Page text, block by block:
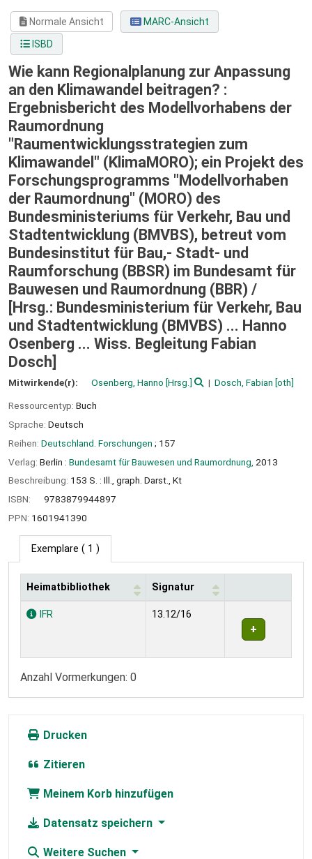
Normale Ansicht
MARC-Ansicht
ISBD
Wie kann Regionalplanung zur Anpassung
an den Klimawandel beitragen? :
Ergebnisbericht des Modellvorhabens der
Raumordnung
"Raumentwicklungsstrategien zum
Klimawandel" (KlimaMORO); ein Projekt des
Forschungsprogramms "Modellvorhaben
der Raumordnung" (MORO) des
Bundesministeriums für Verkehr, Bau und
Stadtentwicklung (BMVBS), betreut vom
Bundesinstitut für Bau,- Stadt- und
Raumforschung (BBSR) im Bundesamt für
Bauwesen und Raumordnung (BBR) /
[Hrsg.: Bundesministerium für Verkehr, Bau
und Stadtentwicklung (BMVBS) ... Hanno
Osenberg ... Wiss. Begleitung Fabian
Dosch]
Mitwirkende(r): Osenberg, Hanno [Hrsg.] Dosch, Fabian [oth]
Ressourcentyp: Buch
Sprache: Deutsch
Reihen: Deutschland. Forschungen ; 157
Verlag: Berlin : Bundesamt für Bauwesen und Raumordnung, 2013
Beschreibung: 153 S. : Ill., graph. Darst., Kt
ISBN:
9783879944897
PPN: 1601941390
Exemplare ( 1 )
Exemplare
Heimatbibliothek Signatur
IFR 13.12/16
Anzahl Vormerkungen: 0
Drucken
Zitieren
Meinem Korb hinzufügen
Datensatz speichern
Weitere Suchen